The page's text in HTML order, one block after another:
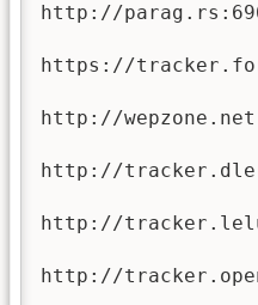
http://
https://
http://
http://
http://
http://